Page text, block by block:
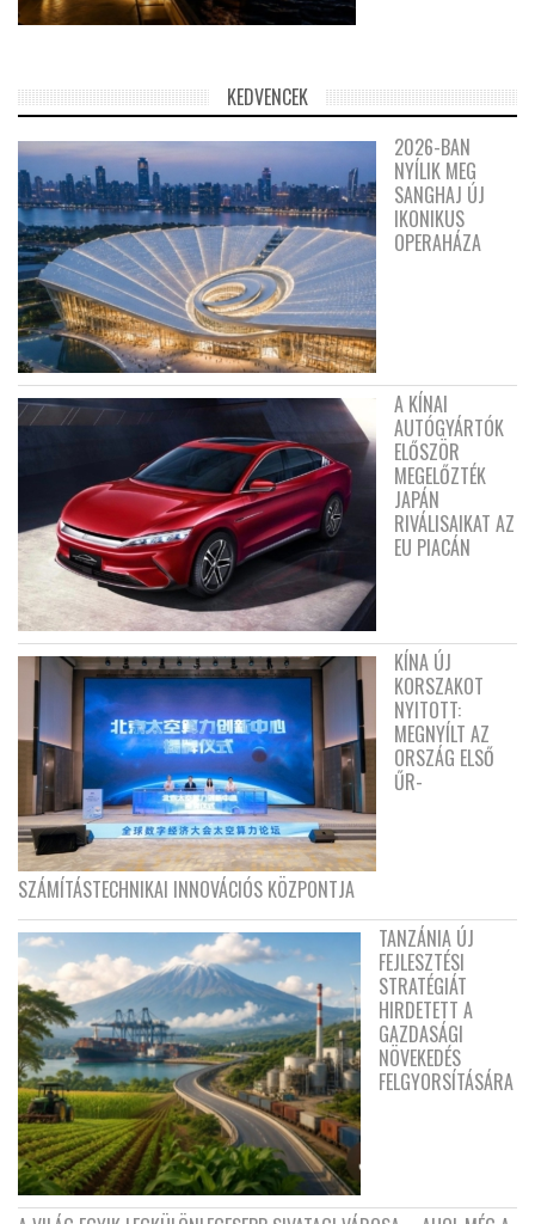
KEDVENCEK
2026-BAN
NYÍLIK MEG
SANGHAJ ÚJ
IKONIKUS
OPERAHÁZA
A KÍNAI
AUTÓGYÁRTÓK
ELŐSZÖR
MEGELŐZTÉK
JAPÁN
RIVÁLISAIKAT AZ
EU PIACÁN
KÍNA ÚJ
KORSZAKOT
NYITOTT:
MEGNYÍLT AZ
ORSZÁG ELSŐ
ŰR-
SZÁMÍTÁSTECHNIKAI INNOVÁCIÓS KÖZPONTJA
TANZÁNIA ÚJ
FEJLESZTÉSI
STRATÉGIÁT
HIRDETETT A
GAZDASÁGI
NÖVEKEDÉS
FELGYORSÍTÁSÁRA